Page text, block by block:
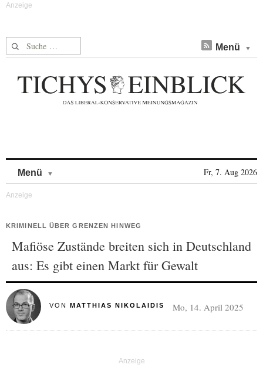
Suche nach: Menü
Menü Fr, 7. Aug 2026
KRIMINELL ÜBER GRENZEN HINWEG
Mafiöse Zustände breiten sich in Deutschland
aus: Es gibt einen Markt für Gewalt
VON MATTHIAS NIKOLAIDIS Mo, 14. April 2025